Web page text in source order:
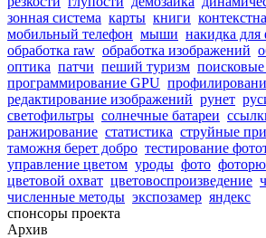
зонная система карты книги
мобильный телефон мыши накидка для
обработка raw обработка изображений
оптика патчи пеший туризм
программирование GPU
редактирование изображений рунет
светофильтры солнечные батареи
ранжирование статистика струйные
таможня берет добро тестирование
управление цветом уроды фото
цветовой охват цветовоспроизведение
численные методы экспозамер яндекс
спонсоры проекта
Архив